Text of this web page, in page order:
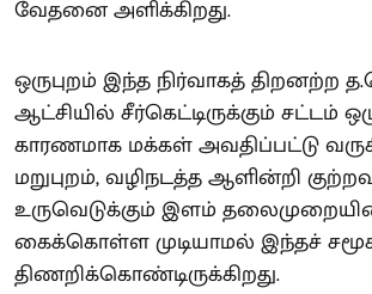
வேதனை அளிக்கிறது.
ஒருபுறம் இந்த நிர்வாகத் திறனற்ற
ஆட்சியில் சீர்கெட்டிருக்கும் சட்டம்
காரணமாக மக்கள் அவதிப்பட்டு
மறுபுறம், வழிநடத்த ஆளின்றி
உருவெடுக்கும் இளம்
கைக்கொள்ள முடியாமல் இந்தச்
திணறிக்கொண்டிருக்கிறது.